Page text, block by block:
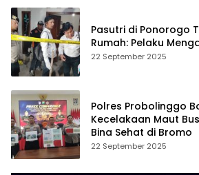
Pasutri di Ponorogo
Rumah: Pelaku
22 September 2025
Polres Probolinggo
Kecelakaan Maut
Bina Sehat di Bromo
22 September 2025